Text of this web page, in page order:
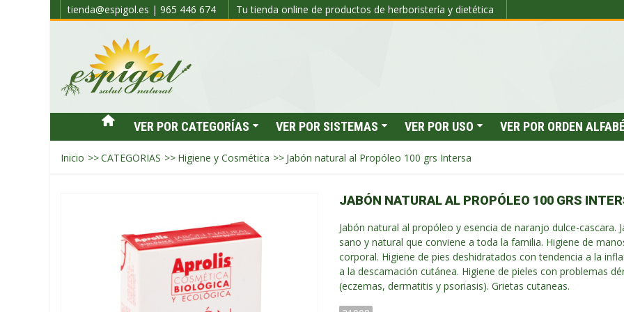
tienda@espigol.es | 965 446 674 Tu tienda online de productos de herboristería y dietética
VER POR CATEGORÍAS VER POR SISTEMAS VER POR USO VER POR ORDEN
Inicio >>CATEGORIAS >> Higiene y Cosmética >> Jabón natural al Propóleo 100 grs Intersa
JABÓN NATURAL AL PROPÓLEO 100 GRS
Jabón natural al propóleo y esencia de naranjo dulce-cascara.
sano y natural que conviene a toda la familia. Higiene de
corporal. Higiene de pies deshidratados con tendencia a la
a la descamación cutánea. Higiene de pieles con problemas
(eczemas, dermatitis y psoriasis). Grietas cutaneas.